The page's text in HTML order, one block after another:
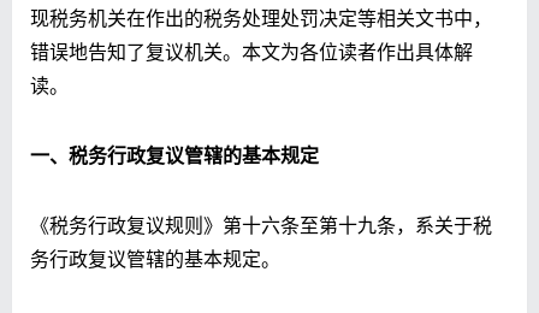
现税务机关在作出的税务处理处罚决定等相关文书中，
错误地告知了复议机关。本文为各位读者作出具体解
读。
一、税务行政复议管辖的基本规定
《税务行政复议规则》第十六条至第十九条，系关于税
务行政复议管辖的基本规定。